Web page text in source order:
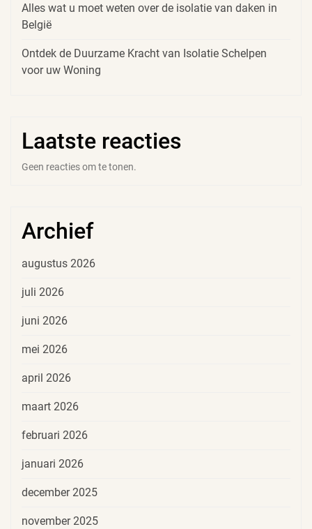
Alles wat u moet weten over de isolatie van daken in
België
Ontdek de Duurzame Kracht van Isolatie Schelpen
voor uw Woning
Laatste reacties
Geen reacties om te tonen.
Archief
augustus 2026
juli 2026
juni 2026
mei 2026
april 2026
maart 2026
februari 2026
januari 2026
december 2025
november 2025